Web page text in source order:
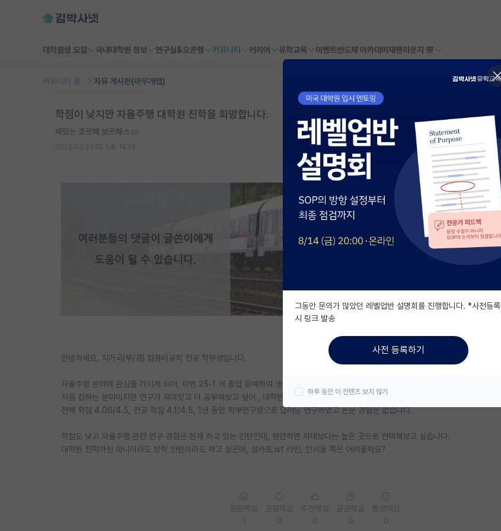
대학원생 모집 국내대학원 정보 연구실&오픈랩 커뮤니티 커리어 유학교육 이벤트반도체 아카데미 재팬라운지 🌸
커뮤니티 홈 자유 게시판(아무개랩)
학점이 낮지만 자율주행 대학원 진학을 희망합니다.
재밌는 호르헤 보르헤스
스크랩
안녕하세요. 지거국(부/경) 컴퓨터공학 전공 학부생입니다.
자율주행 분야에 관심을 가지게 되어, 이번 25-1 에 졸업 유예하여 생산기술연구원에서 인턴 생활을 하고 있습니다.
처음 접하는 분야이지만 연구가 재미있고 더 공부해보고 싶어 , 대학원 진학을 희망하고 있습니다.
전체 학점 4.06/4.5, 전공 학점 4.1/4.5, 1년 동안 학부연구생으로 딥러닝 연구하였고 논문 경험은 없습니다.
학점도 낮고 자율주행 관련 연구 경험은 현재 하고 있는 인턴인데, 웬만하면 자대보다는 높은 곳으로 컨택해보고 싶습니다.
대학원 진학까진 아니더라도 방학 인턴이라도 하고 싶은데, 설카포 ist 라인, 인서울 쪽은 어려울까요?
그동안 문의가 많았던 레벨업반 설명회를 진행합니다. *사전등록
시 링크 발송
사전 등록하기
하루 동안 이 컨텐츠 보지 않기